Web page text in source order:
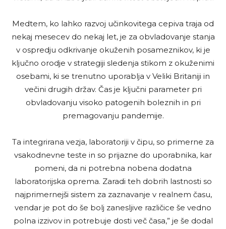
Medtem, ko lahko razvoj učinkovitega cepiva traja od
nekaj mesecev do nekaj let, je za obvladovanje stanja
v ospredju odkrivanje okuženih posameznikov, ki je
ključno orodje v strategiji sledenja stikom z okuženimi
osebami, ki se trenutno uporablja v Veliki Britaniji in
večini drugih držav. Čas je ključni parameter pri
obvladovanju visoko patogenih boleznih in pri
premagovanju pandemije.
Ta integrirana vezja, laboratoriji v čipu, so primerne za
vsakodnevne teste in so prijazne do uporabnika, kar
pomeni, da ni potrebna nobena dodatna
laboratorijska oprema. Zaradi teh dobrih lastnosti so
najprimernejši sistem za zaznavanje v realnem času,
vendar je pot do še bolj zanesljive različice še vedno
polna izzivov in potrebuje dosti več časa,” je še dodal